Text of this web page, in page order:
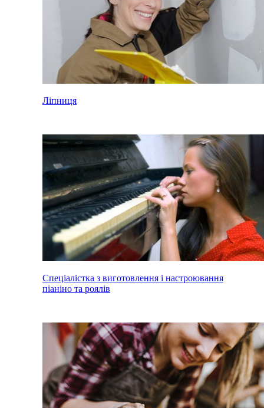
Ліпниця
Спеціалістка з виготовлення і настроювання
піаніно та роялів